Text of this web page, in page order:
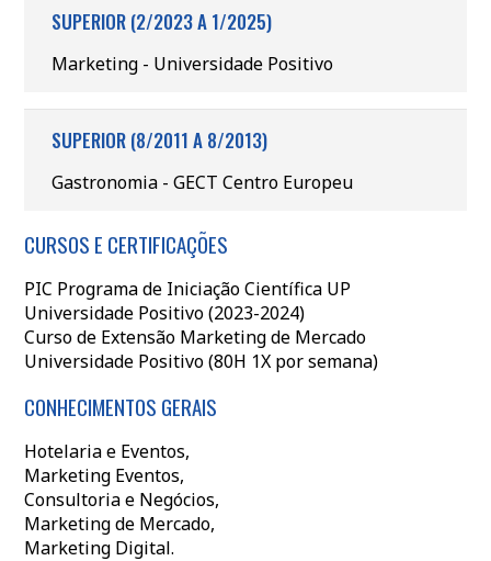
SUPERIOR (2/2023 A 1/2025)
Marketing - Universidade Positivo
SUPERIOR (8/2011 A 8/2013)
Gastronomia - GECT Centro Europeu
CURSOS E CERTIFICAÇÕES
PIC Programa de Iniciação Científica UP
Universidade Positivo (2023-2024)
Curso de Extensão Marketing de Mercado
Universidade Positivo (80H 1X por semana)
CONHECIMENTOS GERAIS
Hotelaria e Eventos,
Marketing Eventos,
Consultoria e Negócios,
Marketing de Mercado,
Marketing Digital.